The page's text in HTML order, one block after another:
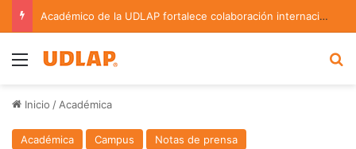
Académico de la UDLAP fortalece colaboración internacional con estancia de investigación en Argentina
Menu
Inicio / Académica
Académica Campus Notas de prensa